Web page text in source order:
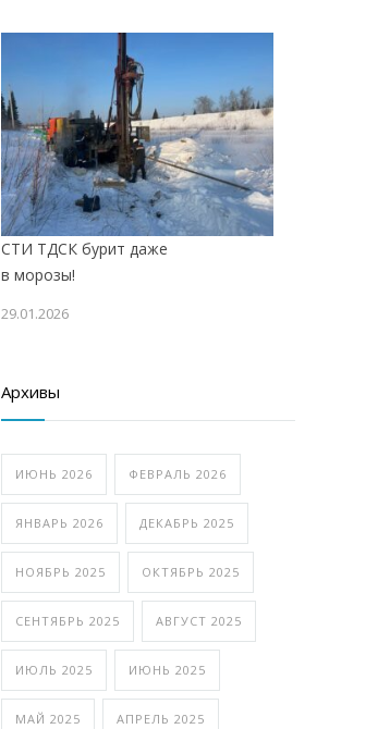
СТИ ТДСК бурит даже
в морозы!
29.01.2026
Архивы
ИЮНЬ 2026 ФЕВРАЛЬ 2026
ЯНВАРЬ 2026 ДЕКАБРЬ 2025
НОЯБРЬ 2025 ОКТЯБРЬ 2025
СЕНТЯБРЬ 2025 АВГУСТ 2025
ИЮЛЬ 2025 ИЮНЬ 2025
МАЙ 2025 АПРЕЛЬ 2025